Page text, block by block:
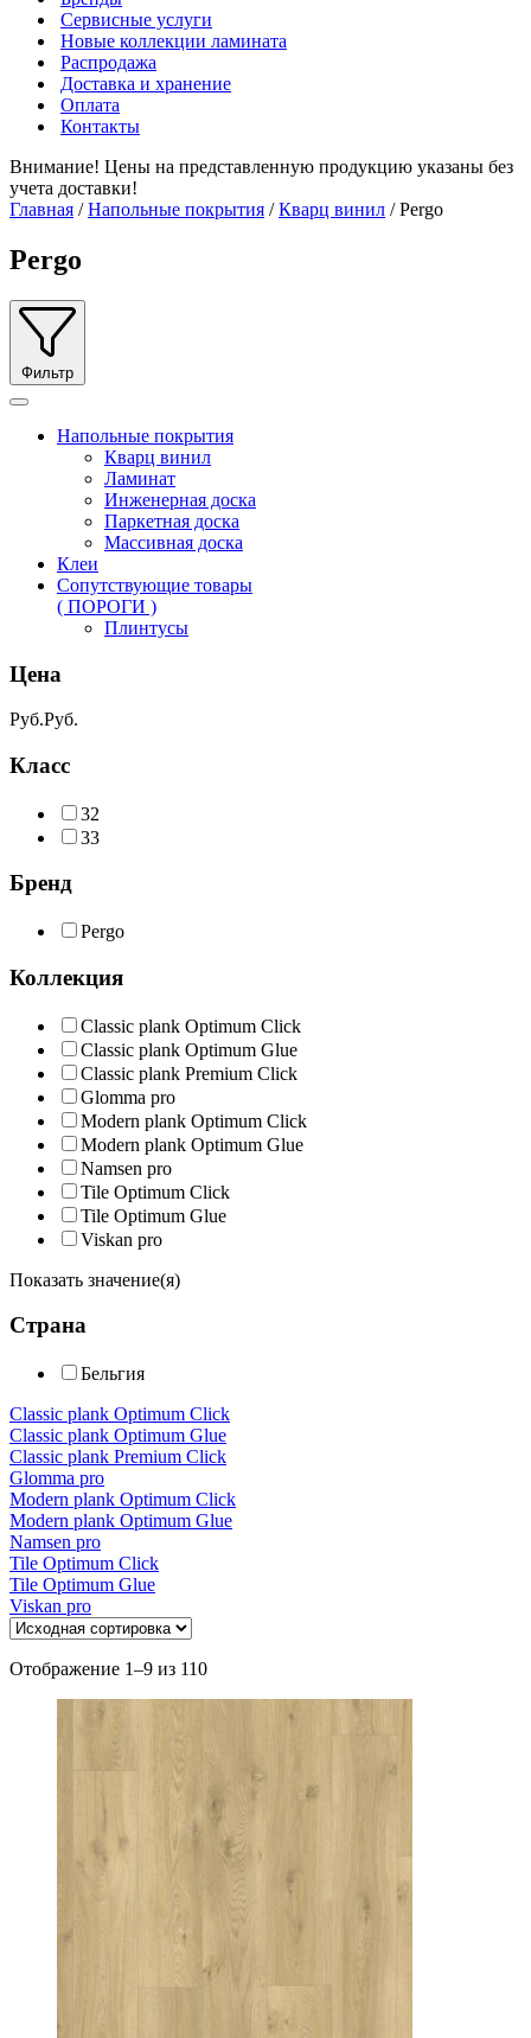
Сервисные услуги
Новые коллекции ламината
Распродажа
Доставка и хранение
Оплата
Контакты
Внимание! Цены на представленную продукцию указаны без
учета доставки!
Главная /Напольные покрытия /Кварц винил / Pergo
Pergo
Фильтр
Напольные покрытия
Кварц винил
Ламинат
Инженерная доска
Паркетная доска
Массивная доска
Клеи
Сопутствующие товары
( ПОРОГИ )
Плинтусы
Цена
Руб.Руб.
Класс
32
33
Бренд
Pergo
Коллекция
Classic plank Optimum Click
Classic plank Optimum Glue
Classic plank Premium Click
Glomma pro
Modern plank Optimum Click
Modern plank Optimum Glue
Namsen pro
Tile Optimum Click
Tile Optimum Glue
Viskan pro
Показать значение(я)
Страна
Бельгия
Classic plank Optimum Click
Classic plank Optimum Glue
Classic plank Premium Click
Glomma pro
Modern plank Optimum Click
Modern plank Optimum Glue
Namsen pro
Tile Optimum Click
Tile Optimum Glue
Viskan pro
Отображение 1–9 из 110